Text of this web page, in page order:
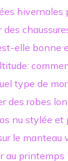
hivernales
elle bonne
type de
des robes
nu stylée et
le manteau
au printemps